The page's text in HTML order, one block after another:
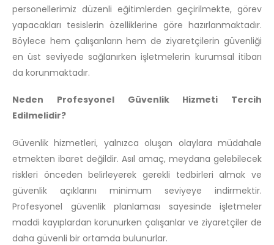
personellerimiz düzenli eğitimlerden geçirilmekte, görev
yapacakları tesislerin özelliklerine göre hazırlanmaktadır.
Böylece hem çalışanların hem de ziyaretçilerin güvenliği
en üst seviyede sağlanırken işletmelerin kurumsal itibarı
da korunmaktadır.
Neden Profesyonel Güvenlik Hizmeti Tercih
Edilmelidir?
Güvenlik hizmetleri, yalnızca oluşan olaylara müdahale
etmekten ibaret değildir. Asıl amaç, meydana gelebilecek
riskleri önceden belirleyerek gerekli tedbirleri almak ve
güvenlik açıklarını minimum seviyeye indirmektir.
Profesyonel güvenlik planlaması sayesinde işletmeler
maddi kayıplardan korunurken çalışanlar ve ziyaretçiler de
daha güvenli bir ortamda bulunurlar.